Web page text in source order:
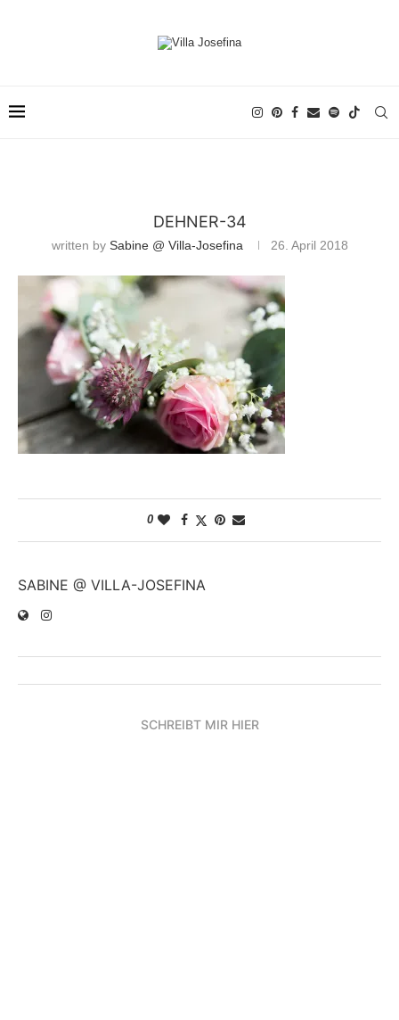
DEHNER-34
written by Sabine @ Villa-Josefina 26. April 2018
0
SABINE @ VILLA-JOSEFINA
SCHREIBT MIR HIER